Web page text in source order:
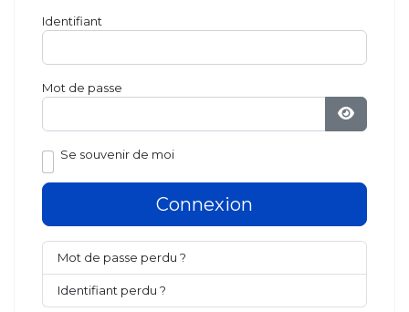
Identifiant
Mot de passe
Afficher
Se souvenir de moi
Connexion
Mot de passe perdu ?
Identifiant perdu ?